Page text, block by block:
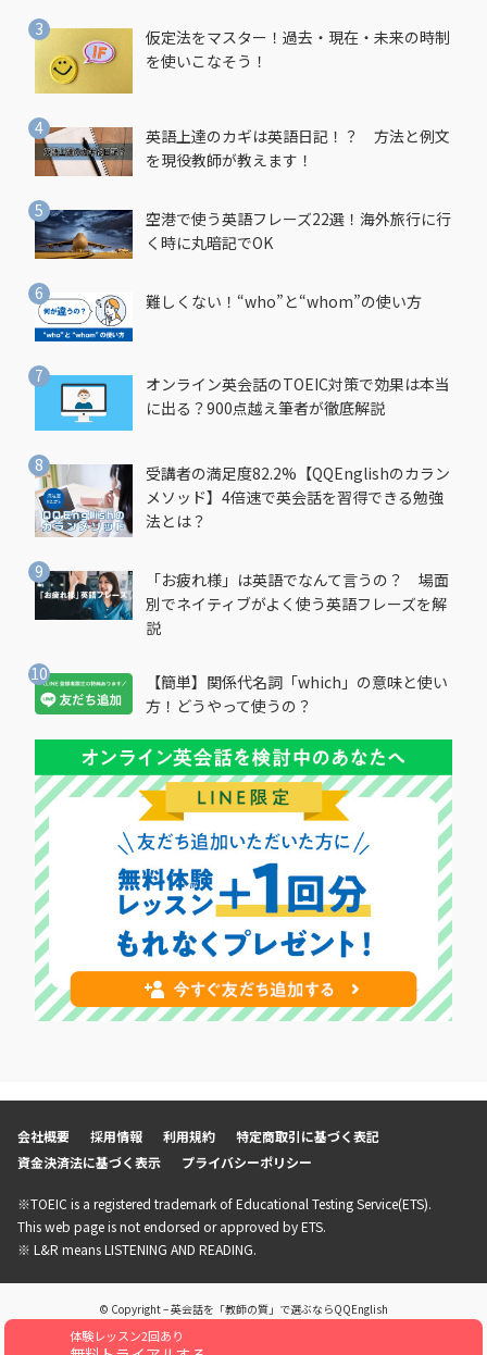
体験レッスン2回あり
仮定法をマスター！過去・現在・未来の時制
を使いこなそう！
英語上達のカギは英語日記！？ 方法と例文
を現役教師が教えます！
空港で使う英語フレーズ22選！海外旅行に行
く時に丸暗記でOK
難しくない！“who”と“whom”の使い方
オンライン英会話のTOEIC対策で効果は本当
に出る？900点越え筆者が徹底解説
受講者の満足度82.2%【QQEnglishのカラン
メソッド】4倍速で英会話を習得できる勉強
法とは？
「お疲れ様」は英語でなんて言うの？ 場面
別でネイティブがよく使う英語フレーズを解
説
【簡単】関係代名詞「which」の意味と使い
方！どうやって使うの？
会社概要 採用情報 利用規約
特定商取引に基づく表記
資金決済法に基づく表示
プライバシーポリシー
※TOEIC is a registered trademark of Educational Testing Service(ETS).
This web page is not endorsed or approved by ETS.
※ L&R means LISTENING AND READING.
© Copyright – 英会話を「教師の質」で選ぶならQQEnglish